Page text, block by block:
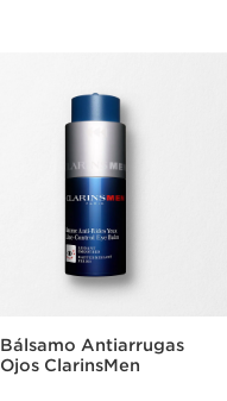
Bálsamo Antiarrugas
Ojos ClarinsMen